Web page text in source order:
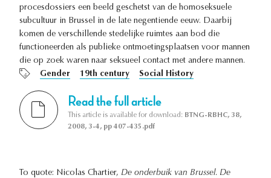
procesdossiers een beeld geschetst van de homoseksuele
subcultuur in Brussel in de late negentiende eeuw. Daarbij
komen de verschillende stedelijke ruimtes aan bod die
functioneerden als publieke ontmoetingsplaatsen voor mannen
die op zoek waren naar seksueel contact met andere mannen.
Gender
19th century Social History
Read the full article
This article is available for download: BTNG-RBHC, 38,
2008, 3-4, pp 407-435.pdf
To quote: Nicolas Chartier, De onderbuik van Brussel. De